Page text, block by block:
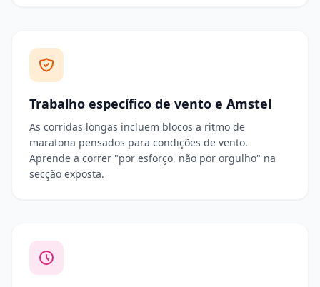
Trabalho específico de vento e Amstel
As corridas longas incluem blocos a ritmo de
maratona pensados para condições de vento.
Aprende a correr "por esforço, não por orgulho" na
secção exposta.